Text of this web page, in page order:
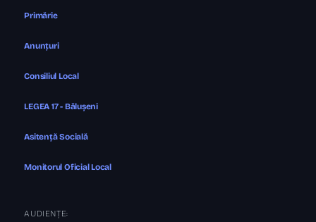
Primărie
Anunțuri
Consiliul Local
LEGEA 17 - Bălușeni
Asitență Socială
Monitorul Oficial Local
AUDIENȚE: